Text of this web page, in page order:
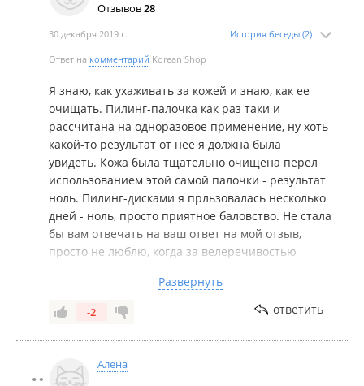
Отзывов28
30 декабря 2019 г. История беседы (2)
Ответ на комментарий Korean Shop
Я знаю, как ухаживать за кожей и знаю, как ее
очищать. Пилинг-палочка как раз таки и
рассчитана на одноразовое применение, ну хоть
какой-то результат от нее я должна была
увидеть. Кожа была тщательно очищена перел
использованием этой самой палочки - результат
ноль. Пилинг-дисками я прльзовалась несколько
дней - ноль, просто приятное баловство. Не стала
бы вам отвечать на ваш ответ на мой отзыв,
просто не люблю, когда за велеречивостью
и хороши. Но в данном конкретном случае
деньги мной были потрачены абсолютно зря. Так
как данные продукты никак не очищают черные
точки на носу. Хочу отметить, что моя кожа в
хорошем состоянии, не в запущенном, просто
люблю, чтоб чисто до скрипа все было. Но даже
Развернуть
-2 ответить
Алена